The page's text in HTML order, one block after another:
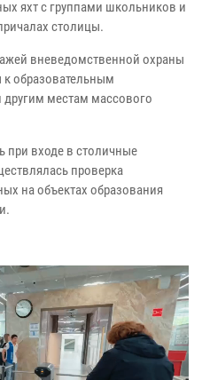
яхт с группами школьников и
столицы.
вневедомственной охраны
образовательным
местам массового
при входе в столичные
проверка
на объектах образования